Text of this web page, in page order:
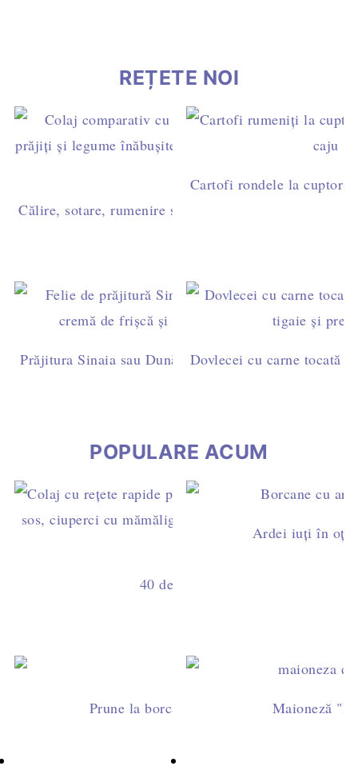
REȚETE NOI
Călire, sotare, rumenire sau prăjire? Diferențe și
Cartofi rondele la cuptor
Prăjitura Sinaia sau Dunăreana cu pandișpan
Dovlecei cu carne tocată
POPULARE ACUM
40 de rețete rapide pentru cină,
Ardei iuți în
Prune la borcan fără zahăr - rețetă simplă
Maioneză